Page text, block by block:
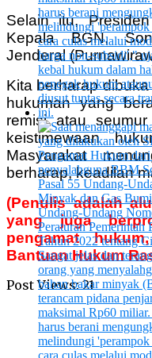
Selain itu,
Kepala BGN,
Jenderal
Kita berharap
hukuman yang
remisi atau
keistimewaan
Masyarakat
berharap, keadilan
(Penulis adalah
yang juga
pengamat
Bantuan Hukum
Post Views: 21